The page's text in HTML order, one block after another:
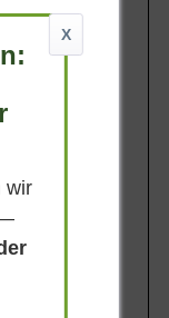
ab KW41
X
wir